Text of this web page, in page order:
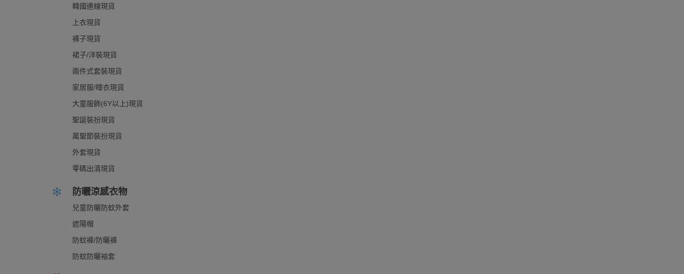
韓國連線現貨
上衣現貨
褲子現貨
裙子/洋裝現貨
兩件式套裝現貨
家居服/睡衣現貨
大童服飾(6Y以上)現貨
聖誕裝扮現貨
萬聖節裝扮現貨
外套現貨
零碼出清現貨
防曬涼感衣物
兒童防曬防蚊外套
遮陽帽
防蚊褲/防曬褲
防蚊防曬袖套